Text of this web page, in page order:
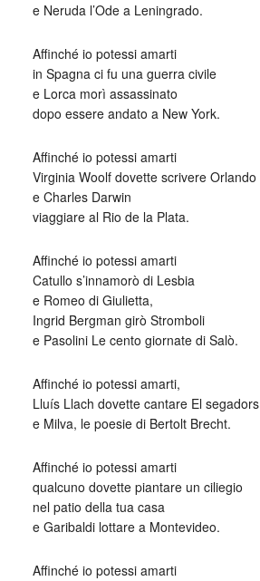
e Neruda l’Ode a Leningrado.
Affinché io potessi amarti
in Spagna ci fu una guerra civile
e Lorca morì assassinato
dopo essere andato a New York.
Affinché io potessi amarti
Virginia Woolf dovette scrivere Orlando
e Charles Darwin
viaggiare al Rio de la Plata.
Affinché io potessi amarti
Catullo s’innamorò di Lesbia
e Romeo di Giulietta,
Ingrid Bergman girò Stromboli
e Pasolini Le cento giornate di Salò.
Affinché io potessi amarti,
Lluís Llach dovette cantare El segadors
e Milva, le poesie di Bertolt Brecht.
Affinché io potessi amarti
qualcuno dovette piantare un ciliegio
nel patio della tua casa
e Garibaldi lottare a Montevideo.
Affinché io potessi amarti